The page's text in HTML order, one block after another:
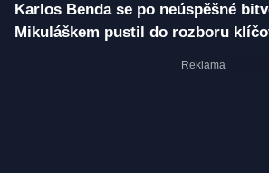
Karlos Benda se po neúspěšné
Mikuláškem pustil do rozboru